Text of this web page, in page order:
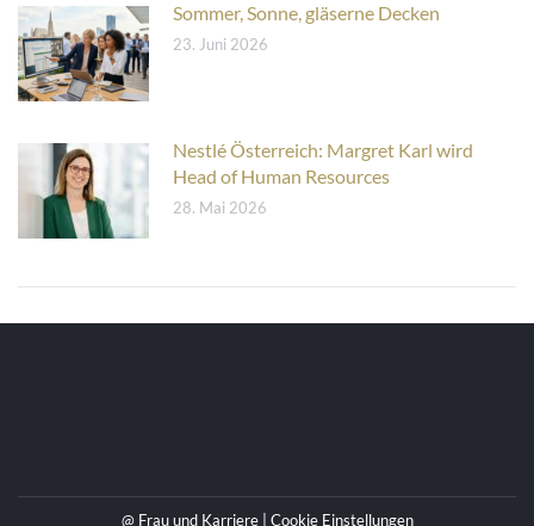
Sommer, Sonne, gläserne Decken
23. Juni 2026
Nestlé Österreich: Margret Karl wird
Head of Human Resources
28. Mai 2026
@ Frau und Karriere | Cookie Einstellungen